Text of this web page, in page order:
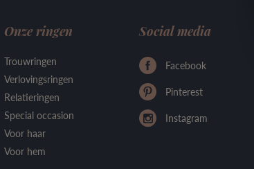
Onze ringen
Trouwringen
Verlovingsringen
Relatieringen
Special occasion
Voor haar
Voor hem
Social media
Facebook
Pinterest
Instagram